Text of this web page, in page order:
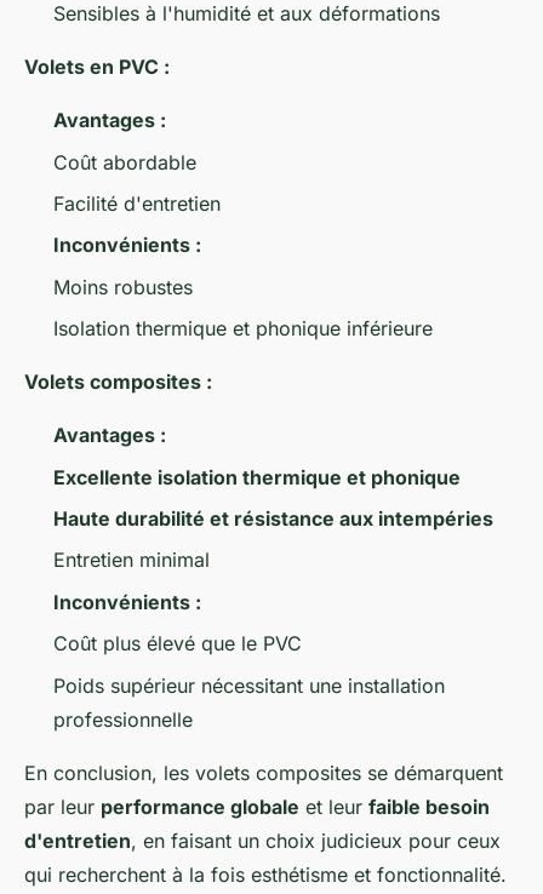
Sensibles à l'humidité et aux déformations
Volets en PVC :
Avantages :
Coût abordable
Facilité d'entretien
Inconvénients :
Moins robustes
Isolation thermique et phonique inférieure
Volets composites :
Avantages :
Excellente isolation thermique et phonique
Haute durabilité et résistance aux intempéries
Entretien minimal
Inconvénients :
Coût plus élevé que le PVC
Poids supérieur nécessitant une installation
professionnelle
En conclusion, les volets composites se démarquent
par leur performance globale et leur faible besoin
d'entretien, en faisant un choix judicieux pour ceux
qui recherchent à la fois esthétisme et fonctionnalité.